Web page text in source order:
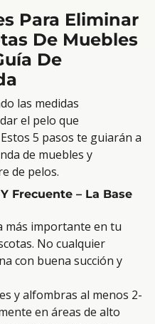
Para Eliminar
De Muebles
De
las medidas
el pelo que
5 pasos te guiarán a
de muebles y
de pelos.
Frecuente – La Base
más importante en tu
No cualquier
con buena succión y
y alfombras al menos 2-
en áreas de alto